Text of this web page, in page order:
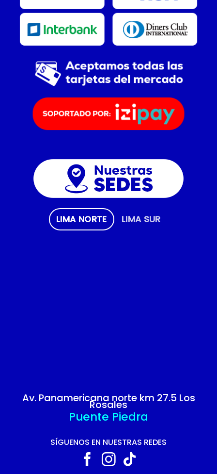
LIMA NORTE LIMA SUR
Av. Panamericana norte km 27.5 Los
Rosales
Puente Piedra
SÍGUENOS EN NUESTRAS REDES